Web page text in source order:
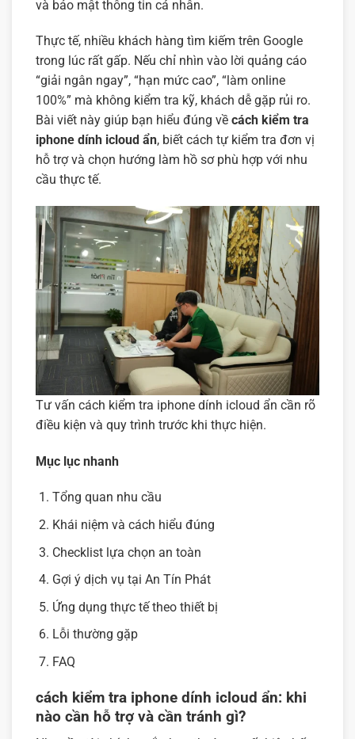
và bảo mật thông tin cá nhân.
Thực tế, nhiều khách hàng tìm kiếm trên Google
trong lúc rất gấp. Nếu chỉ nhìn vào lời quảng cáo
“giải ngân ngay”, “hạn mức cao”, “làm online
100%” mà không kiểm tra kỹ, khách dễ gặp rủi ro.
Bài viết này giúp bạn hiểu đúng về cách kiểm tra
iphone dính icloud ẩn, biết cách tự kiểm tra đơn vị
hỗ trợ và chọn hướng làm hồ sơ phù hợp với nhu
cầu thực tế.
Tư vấn cách kiểm tra iphone dính icloud ẩn cần rõ
điều kiện và quy trình trước khi thực hiện.
Mục lục nhanh
Tổng quan nhu cầu
Khái niệm và cách hiểu đúng
Checklist lựa chọn an toàn
Gợi ý dịch vụ tại An Tín Phát
Ứng dụng thực tế theo thiết bị
Lỗi thường gặp
FAQ
cách kiểm tra iphone dính icloud ẩn: khi
nào cần hỗ trợ và cần tránh gì?